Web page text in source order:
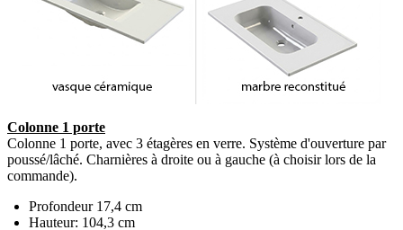
Colonne 1 porte
Colonne 1 porte, avec 3 étagères en verre. Système d'ouverture par
poussé/lâché. Charnières à droite ou à gauche (à choisir lors de la
commande).
Profondeur 17,4 cm
Hauteur: 104,3 cm